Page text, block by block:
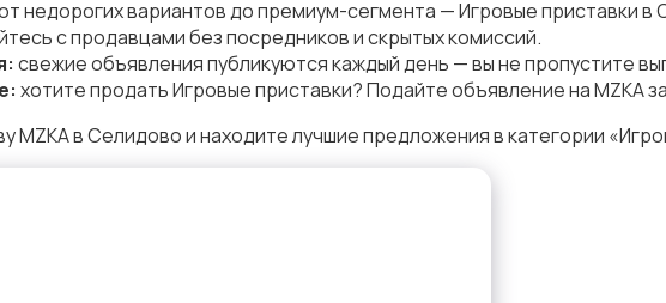
недорогих вариантов до премиум-сегмента — Игровые приставки
с продавцами без посредников и скрытых комиссий.
свежие объявления публикуются каждый день — вы не пропустите
хотите продать Игровые приставки? Подайте объявление на MZKA
MZKA в Селидово и находите лучшие предложения в категории